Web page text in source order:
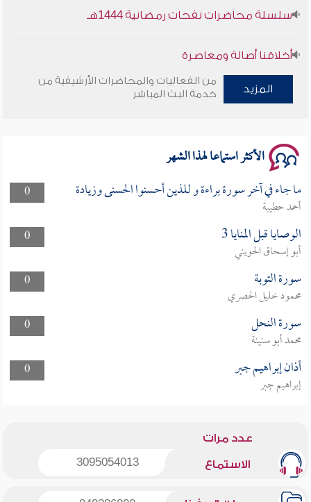
سلسلة محاضرات نفحات رمضانية 1444هـ
أخلاقنا أصالة ومعاصرة
وأمنهم من خوف 9
المزيد
من الفعاليات والمحاضرات الأرشيفية من
خدمة البث المباشر
الأكثر استماعا لهذا الشهر
0 ما جاء في آخر سورة براءة و للذين أحسنوا الحسنى وزيادة
أحمد حطيبة
0
الوصايا قبل المنايا 3
أبو إسحاق الحويني
0
سورة التوبة
محمود خليل الحصري
0
سورة النحل
محمد أبو سنينة
0
أذان إبراهيم جبر
إبراهيم جبر
عدد مرات
الاستماع 3095054013